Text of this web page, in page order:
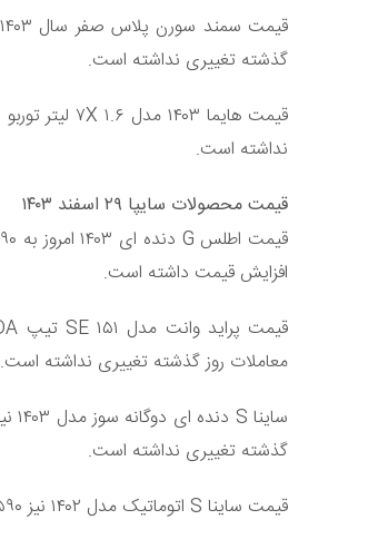
گذشته تغییری نداشته است.
نداشته است.
قیمت محصولات سایپا ۲۹ اسفند ۱۴۰۳
افزایش قیمت داشته است.
معاملات روز گذشته تغییری نداشته است.
گذشته تغییری نداشته است.
قیمت ساینا S اتوماتیک مدل ۱۴۰۲ نیز ۵۹۰ میلیون تومان است که نسبت به قیمت روز گذشته تغییری نداشته است.